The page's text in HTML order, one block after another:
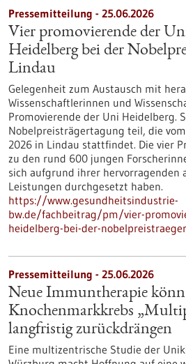
Pressemitteilung - 25.06.2026
Vier promovierende der
Heidelberg bei der
Lindau
Gelegenheit zum Austausch mit
Wissenschaftlerinnen und
Promovierende der Uni Heidelberg.
Nobelpreisträgertagung teil, die
2026 in Lindau stattfindet. Die vier
zu den rund 600 jungen
sich aufgrund ihrer hervorragenden
Leistungen durchgesetzt haben.
https://www.gesundheitsindustrie-
bw.de/fachbeitrag/pm/vier-
heidelberg-bei-der-
Pressemitteilung - 25.06.2026
Neue Immuntherapie
Knochenmarkkrebs
langfristig zurückdrängen
Eine multizentrische Studie der